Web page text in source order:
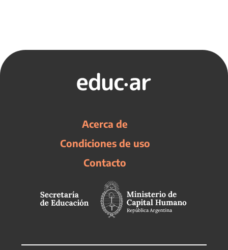
Acerca de
Condiciones de uso
Contacto